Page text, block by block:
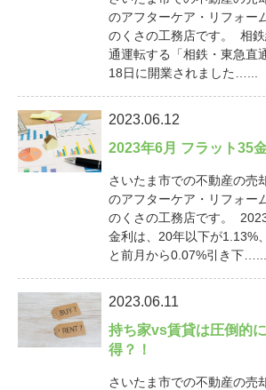
のアフターケア・リフォー
のくさの工務店です。 相
通運転する「相鉄・東急直
18日に開業されました…...
2023.06.12
2023年6月 フラット35
さいたま市での不動産の売
のアフターケア・リフォー
のくさの工務店です。
金利は、20年以下が1.13%
と前月から0.07%引き下…...
2023.06.11
持ち家vs賃貸は圧倒的
得？！
さいたま市での不動産の売